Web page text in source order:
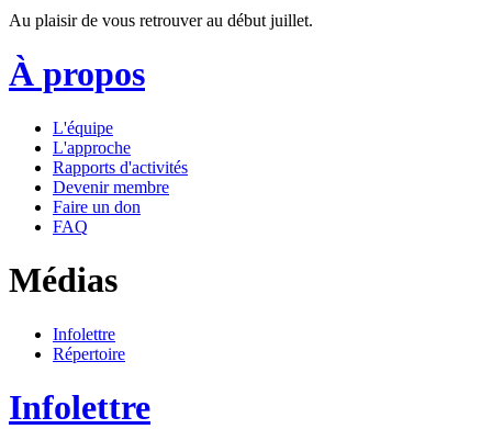
Au plaisir de vous retrouver au début juillet.
À propos
L'équipe
L'approche
Rapports d'activités
Devenir membre
Faire un don
FAQ
Médias
Infolettre
Répertoire
Infolettre